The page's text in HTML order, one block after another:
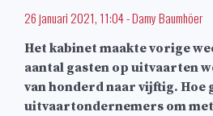
26 januari 2021, 11:04-Damy Baumhöer
Het kabinet maakte vorige
aantal gasten op uitvaarten
van honderd naar vijftig. Hoe
uitvaartondernemers om